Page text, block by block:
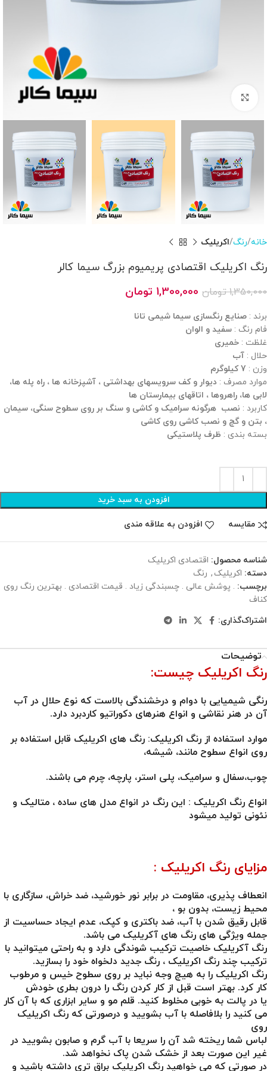
خانه رنگ اکریلیک
رنگ اکریلیک اقتصادی پریمیوم بزرگ سیما کالر
1,350,000 تومان 1,300,000 تومان
برند : صنایع رنگسازی سیما شیمی تانا
فام رنگ : سفید و الوان
غلظت : خمیری
حلال : آب
وزن : 7 کیلوگرم
موارد مصرف : دیوار و کف سرویسهای بهداشتی ، آشپزخانه ها ، راه پله ها،
لابی ها، راهروها ، اتاقهای بیمارستان ها
کاربرد : نصب هرگونه سرامیک و کاشی و سنگ بر روی سطوح سنگی، سیمان
، بتن و گچ و نصب کاشی روی کاشی
بسته بندی : ظرف پلاستیکی
افزودن به سبد خرید
مقايسه افزودن به علاقه مندی
شناسه محصول: اقتصادی اکریلیک
دسته: اکریلیک , رنگ
برچسب: . پوشش عالی . چسبندگی زیاد . قیمت اقتصادی . بهترین رنگ روی
کناف
اشتراک‌گذاری:
توضیحات
رنگ اکریلیک چیست:
رنگی شیمیایی با دوام و درخشندگی بالاست که نوع حلال در آب
آن در هنر نقاشی و انواع هنرهای دکوراتیو کاردبرد دارد.
موارد استفاده از رنگ اکریلیک: رنگ های اکریلیک قابل استفاده بر
روی انواع سطوح مانند، شیشه،
چوب،سفال و سرامیک، پلی استر، پارچه، چرم می باشند.
انواع رنگ اکریلیک : این رنگ در انواع مدل های ساده ، متالیک و
نئونی تولید میشود
مزایای رنگ اکریلیک :
انعطاف پذیری، مقاومت در برابر نور خورشید، ضد خراش، سازگاری با
محیط زیست، بدون بو ،
قابل رقیق شدن با آب، ضد باکتری و کپک، عدم ایجاد حساسیت از
جمله ویژگی های رنگ های آکریلیک می باشد.
رنگ آکریلیک خاصیت ترکیب شوندگی دارد و به راحتی میتوانید با
ترکیب چند رنگ اکریلیک ، رنگ جدید دلخواه خود را بسازید.
رنگ اکریلیک را به هیچ وجه نباید بر روی سطوح خیس و مرطوب
کار کرد. بهتر است قبل از کار کردن رنگ را درون بطری خودش
یا در پالت به خوبی مخلوط کنید. قلم مو و سایر ابزاری که با آن کار
می کنید را بلافاصله با آب بشویید و درصورتی که رنگ اکریلیک
روی
لباس شما ریخته شد آن را سریعا با آب گرم و صابون بشویید در
غیر این صورت بعد از خشک شدن پاک نخواهد شد.
در صورتی که می خواهید رنگ اکریلیک براق تری داشته باشید و